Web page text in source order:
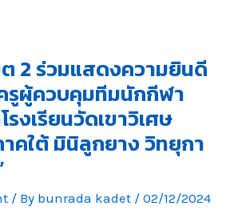
2 ร่วมแสดงความยินดี
รูผู้ควบคุมทีมนักกีฬา
งเรียนวัดเขาวิเศษ
คใต้ มินิลูกยาง วิทยุกา
/ By bunrada kadet / 02/12/2024